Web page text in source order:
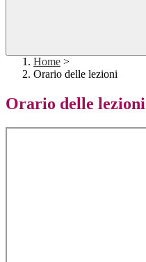
Home >
Orario delle lezioni
Orario delle lezioni